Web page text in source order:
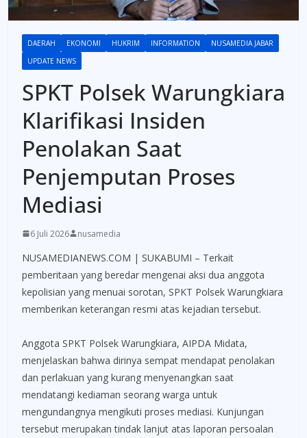
DAERAH EKONOMI HUKRIM INFORMATION
NUSAMEDIA JABAR
UPDATE NEWS
SPKT Polsek Warungkiara
Klarifikasi Insiden
Penolakan Saat
Penjemputan Proses
Mediasi
6 Juli 2026 nusamedia
NUSAMEDIANEWS.COM | SUKABUMI – Terkait
pemberitaan yang beredar mengenai aksi dua anggota
kepolisian yang menuai sorotan, SPKT Polsek Warungkiara
memberikan keterangan resmi atas kejadian tersebut.
Anggota SPKT Polsek Warungkiara, AIPDA Midata,
menjelaskan bahwa dirinya sempat mendapat penolakan
dan perlakuan yang kurang menyenangkan saat
mendatangi kediaman seorang warga untuk
mengundangnya mengikuti proses mediasi. Kunjungan
tersebut merupakan tindak lanjut atas laporan persoalan